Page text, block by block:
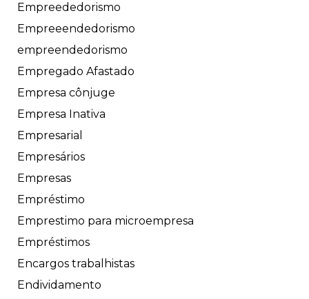
Empreededorismo
Empreeendedorismo
empreendedorismo
Empregado Afastado
Empresa cônjuge
Empresa Inativa
Empresarial
Empresários
Empresas
Empréstimo
Emprestimo para microempresa
Empréstimos
Encargos trabalhistas
Endividamento